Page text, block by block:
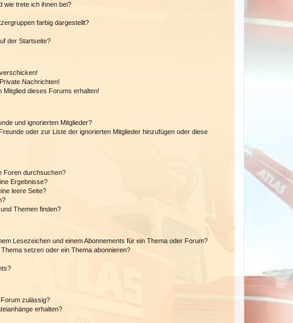
wie trete ich ihnen bei?
farbig dargestellt?
der Startseite?
Nachrichten!
Mitglied dieses Forums erhalten!
und ignorierten Mitglieder?
oder zur Liste der ignorierten Mitglieder hinzufügen oder diese
Foren durchsuchen?
Ergebnisse?
leere Seite?
Themen finden?
Lesezeichen und einem Abonnements für ein Thema oder Forum?
setzen oder ein Thema abonnieren?
zulässig?
erhalten?